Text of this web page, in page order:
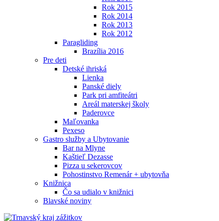
Rok 2015
Rok 2014
Rok 2013
Rok 2012
Paragliding
Brazília 2016
Pre deti
Detské ihriská
Lienka
Panské diely
Park pri amfiteátri
Areál materskej školy
Paderovce
Maľovanka
Pexeso
Gastro služby a Ubytovanie
Bar na Mlyne
Kaštieľ Dezasse
Pizza u sekerovcov
Pohostinstvo Remenár + ubytovňa
Knižnica
Čo sa udialo v knižnici
Blavské noviny